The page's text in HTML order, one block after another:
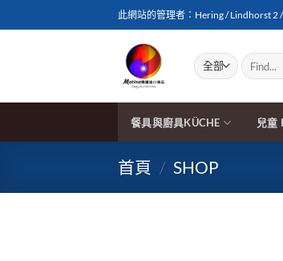
to
此網站的管理者：Hering / Lindhorst 2
搜
尋
鍵
餐具與廚具KÜCHE 兒童
首頁 / SHOP